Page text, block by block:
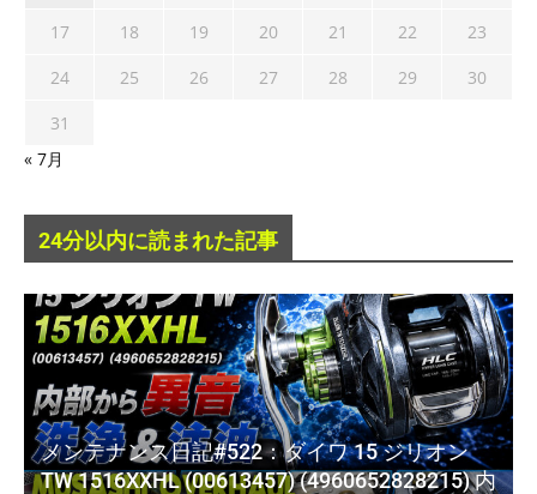
17
18 19 20 21 22
23
24
25 26 27 28 29
30
31
« 7月
24分以内に読まれた記事
メンテナンス日記#522：ダイワ 15 ジリオン
TW 1516XXHL (00613457) (4960652828215) 内